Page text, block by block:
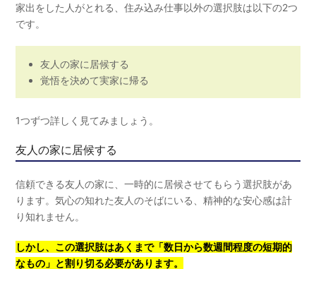
家出をした人がとれる、住み込み仕事以外の選択肢は以下の2つ
です。
友人の家に居候する
覚悟を決めて実家に帰る
1つずつ詳しく見てみましょう。
友人の家に居候する
信頼できる友人の家に、一時的に居候させてもらう選択肢があ
ります。気心の知れた友人のそばにいる、精神的な安心感は計
り知れません。
しかし、この選択肢はあくまで「数日から数週間程度の短期的
なもの」と割り切る必要があります。